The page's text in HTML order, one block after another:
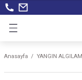
Anasayfa YANGIN